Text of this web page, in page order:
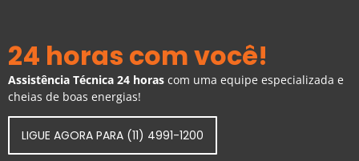
24 horas com você!
Assistência Técnica 24 horas com uma equipe especializada e
cheias de boas energias!
LIGUE AGORA PARA (11) 4991-1200